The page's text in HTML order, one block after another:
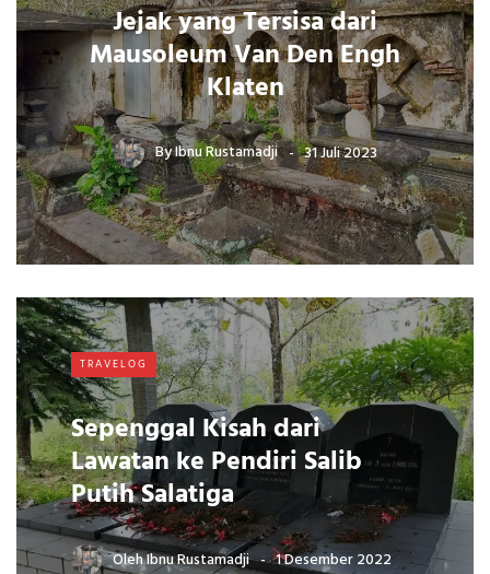
Jejak yang Tersisa dari
Mausoleum Van Den Engh
Klaten
ByIbnu Rustamadji 31 Juli 2023
TRAVELOG
Sepenggal Kisah dari
Lawatan ke Pendiri Salib
Putih Salatiga
OlehIbnu Rustamadji 1 Desember 2022